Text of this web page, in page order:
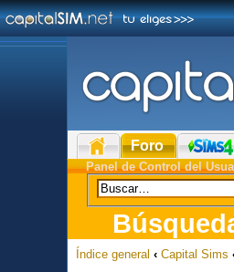
Foro
Panel de Control del
Índice general ‹ Capital Sims